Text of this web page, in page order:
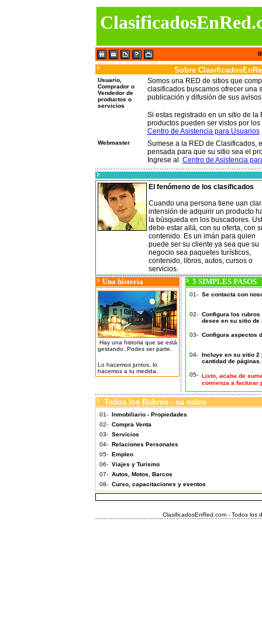
Sobre
Usuario,
Comprador o
Vendedor de
productos o
servicios
Somos una RED de sitios que
clasificados buscamos ofrecer una
publicación y difusión de sus
Si estas registrado en un sitio de la
productos pueden ser vistos por
Centro de Asistencia para Usuarios
Webmaster
Sumese a la RED de Clasificados,
pensada para que su sitio sea el
Ingrese al Centro de Asistencia
El fenómeno de los clasificados
Cuando una persona tiene uan
intensión de adquirir un producto
la búsqueda en los buscadores.
debe estar allá, con su oferta, con
contenido. Es un imán para quien
puede ser su cliente ya sea que su
negocio sea paquetes turísticos,
contenido, libros, autos, cursos o
servicios.
Una historia
Hay una historia que se está
gestando. Podes ser parte.
Lo hacemos juntos, lo
hacemos a tu medida.
5 SIMPLES PASOS
01- Se contacta con
02- Configura los
desee en su sitio de
03- Configura aspectos
04- Incluye en su sitio 2
cantidad de páginas.
05- Listo, acaba de
comienza a facturar
Todos los Rubros - su rubro
01- Inmobiliario - Propiedades
02- Compra Venta
03- Servicios
04- Relaciones Personales
05- Empleo
06- Viajes y Turismo
07- Autos, Motos, Barcos
08- Curso, capacitaciones y eventos
ClasificadosEnRed.com - Todos los